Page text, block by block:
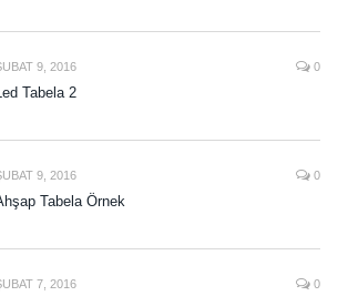
9, 2016 0
Tabela 2
9, 2016 0
Tabela Örnek
7, 2016 0